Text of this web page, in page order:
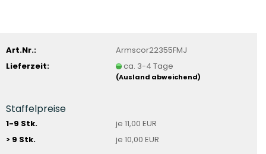
Art.Nr.:
Armscor22355FMJ
Lieferzeit:
ca. 3-4 Tage
(Ausland abweichend)
Staffelpreise
1-9 Stk.
je 11,00 EUR
> 9 Stk.
je 10,00 EUR